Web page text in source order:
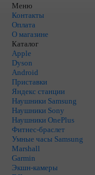
Меню
Контакты
Оплата
О магазине
Каталог
Apple
Dyson
Android
Приставки
Яндекс станции
Наушники Samsung
Наушники Sony
Наушники OnePlus
Фитнес-браслет
Умные часы Samsung
Marshall
Garmin
Экшн-камеры